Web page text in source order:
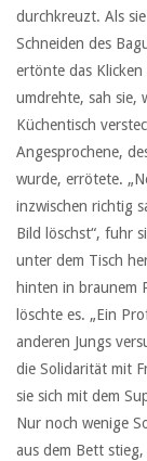
durchkreuzt. Als
Schneiden des
ertönte das Klicken
umdrehte, sah sie,
Küchentisch
Angesprochene,
wurde, errötete.
inzwischen richtig
Bild löschst“, fuhr
unter dem Tisch
hinten in braunem
löschte es. „Ein
anderen Jungs
die Solidarität mit
sie sich mit dem
Nur noch wenige
aus dem Bett